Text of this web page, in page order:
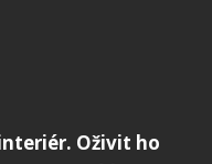
Oživit ho